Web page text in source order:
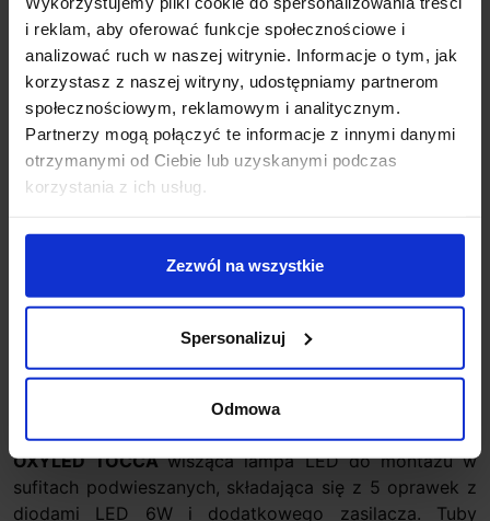
i reklam, aby oferować funkcje społecznościowe i
analizować ruch w naszej witrynie. Informacje o tym, jak
korzystasz z naszej witryny, udostępniamy partnerom
społecznościowym, reklamowym i analitycznym.
Partnerzy mogą połączyć te informacje z innymi danymi
otrzymanymi od Ciebie lub uzyskanymi podczas
korzystania z ich usług.
Zezwól na wszystkie
Spersonalizuj
Odmowa
phone +48 694 000 777, +48 799 220 777
email sklep@salonled.pl
Metody płatności
Koszt dostawy
Opis
OXYLED TOCCAwisząca lampa LED do montażu w
sufitach podwieszanych, składająca się z 5 oprawek z
diodami LED 6W i dodatkowego zasilacza. Tuby